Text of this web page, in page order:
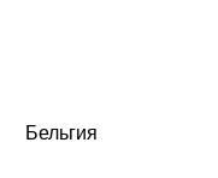
Бельгия